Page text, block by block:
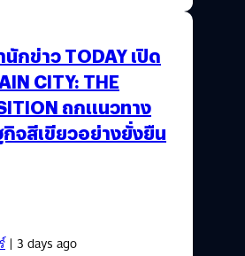
กข่าว TODAY เปิด
CITY: THE
ถกแนวทาง
จสีเขียวอย่างยั่งยืน
| 3 days ago